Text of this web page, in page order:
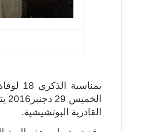
القادرية البوتشيشية.